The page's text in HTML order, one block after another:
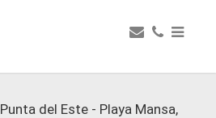
Punta del Este - Playa Mansa,